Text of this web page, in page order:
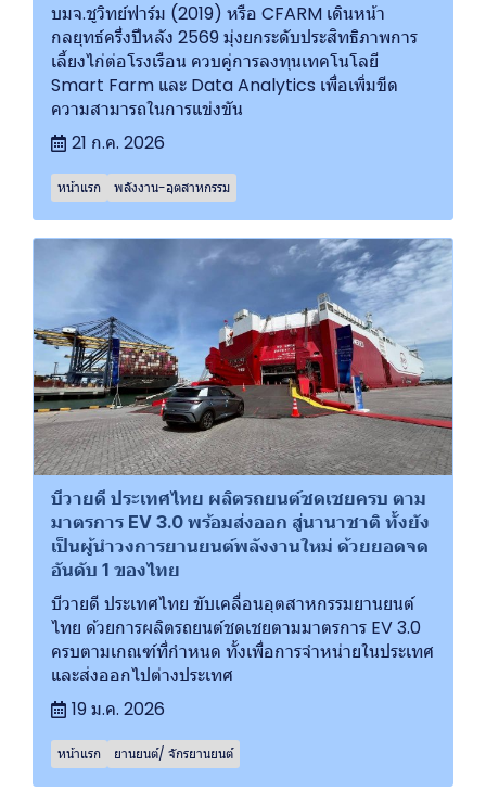
บมจ.ชูวิทย์ฟาร์ม (2019) หรือ CFARM เดินหน้า
กลยุทธ์ครึ่งปีหลัง 2569 มุ่งยกระดับประสิทธิภาพการ
เลี้ยงไก่ต่อโรงเรือน ควบคู่การลงทุนเทคโนโลยี
Smart Farm และ Data Analytics เพื่อเพิ่มขีด
ความสามารถในการแข่งขัน
21 ก.ค. 2026
หน้าแรก พลังงาน-อุตสาหกรรม
บีวายดี ประเทศไทย ผลิตรถยนต์ชดเชยครบ ตาม
มาตรการ EV 3.0 พร้อมส่งออก สู่นานาชาติ ทั้งยัง
เป็นผู้นำวงการยานยนต์พลังงานใหม่ ด้วยยอดจด
อันดับ 1 ของไทย
บีวายดี ประเทศไทย ขับเคลื่อนอุตสาหกรรมยานยนต์
ไทย ด้วยการผลิตรถยนต์ชดเชยตามมาตรการ EV 3.0
ครบตามเกณฑ์ที่กำหนด ทั้งเพื่อการจำหน่ายในประเทศ
และส่งออกไปต่างประเทศ
19 ม.ค. 2026
หน้าแรก ยานยนต์/ จักรยานยนต์